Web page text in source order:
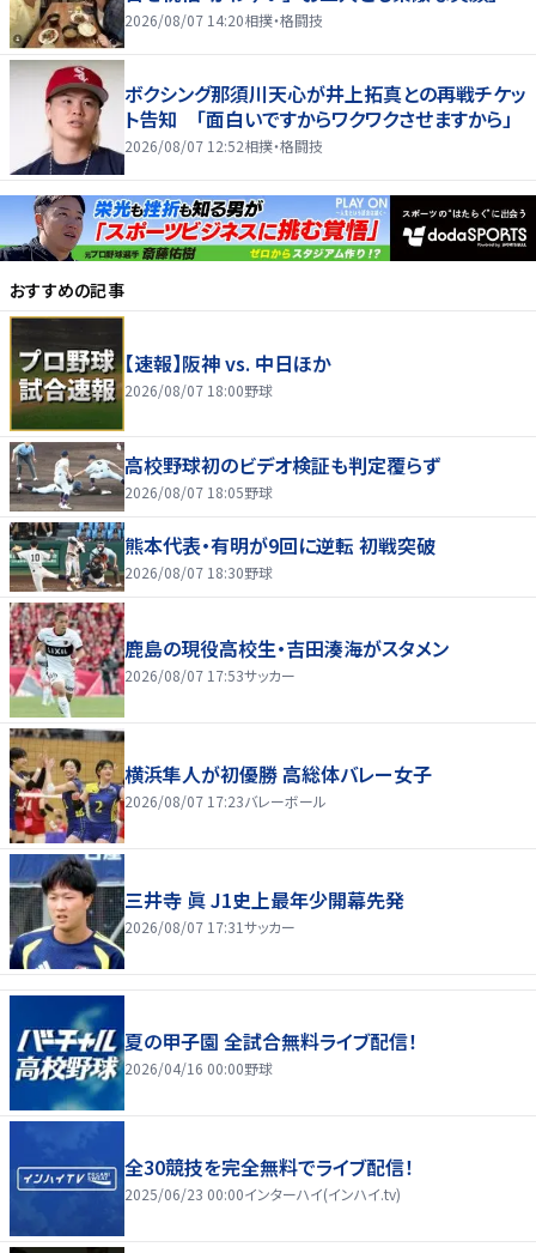
2026/08/07 14:20相撲・格闘技
ボクシング那須川天心が井上拓真との再戦チケッ
ト告知 「面白いですからワクワクさせますから」
2026/08/07 12:52相撲・格闘技
おすすめの記事
【速報】阪神 vs. 中日ほか
2026/08/07 18:00野球
高校野球初のビデオ検証も判定覆らず
2026/08/07 18:05野球
熊本代表・有明が9回に逆転 初戦突破
2026/08/07 18:30野球
鹿島の現役高校生・吉田湊海がスタメン
2026/08/07 17:53サッカー
横浜隼人が初優勝 高総体バレー女子
2026/08/07 17:23バレーボール
三井寺 眞 J1史上最年少開幕先発
2026/08/07 17:31サッカー
夏の甲子園 全試合無料ライブ配信！
2026/04/16 00:00野球
全30競技を完全無料でライブ配信！
2025/06/23 00:00インターハイ(インハイ.tv)